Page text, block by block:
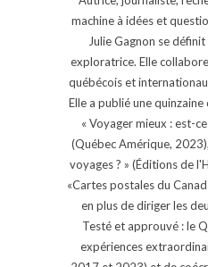
machine à idées et
Julie Gagnon se
exploratrice. Elle
québécois et
Elle a publié une
« Voyager mieux : est-
(Québec Amérique,
voyages ? » (Éditions de
«Cartes postales du
en plus de diriger les
Testé et approuvé : le
expériences